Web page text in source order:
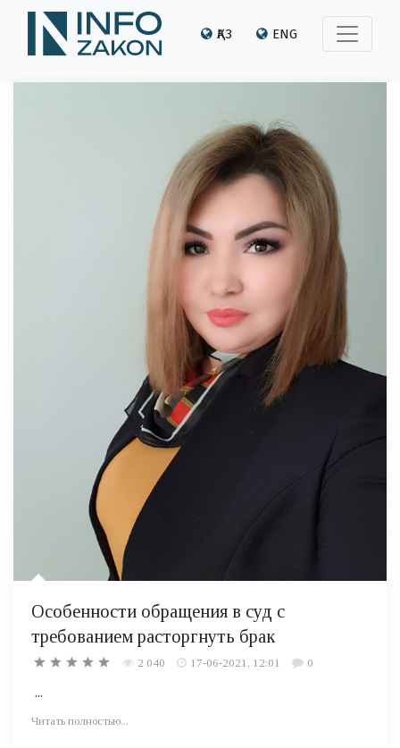
ҚАЗ ENG
Особенности обращения в суд с
требованием расторгнуть брак
2 040 17-06-2021, 12:01 0
...
Читать полностью...